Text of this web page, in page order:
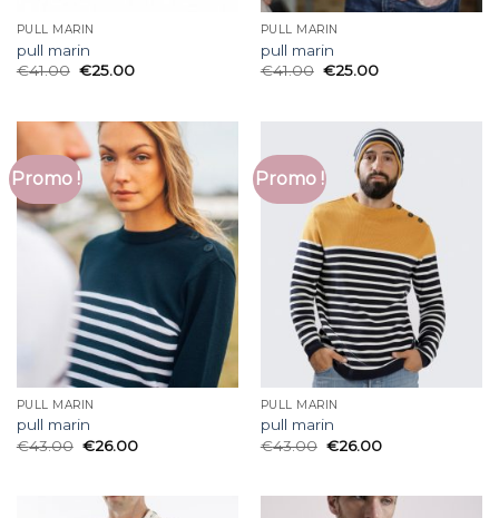
PULL MARIN
pull marin
€41.00 €25.00
PULL MARIN
pull marin
€41.00 €25.00
Promo !
PULL MARIN
pull marin
€43.00 €26.00
Promo !
PULL MARIN
pull marin
€43.00 €26.00